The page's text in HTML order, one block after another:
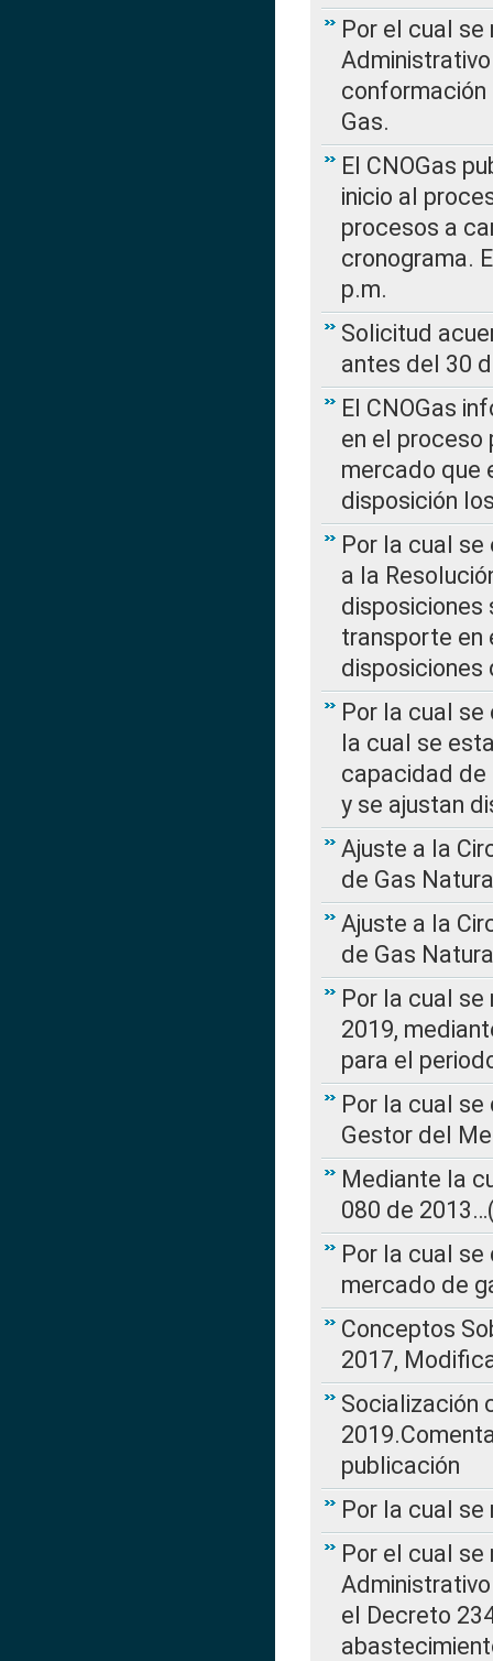
Por el cual
conformación
Gas.
El CNOGas
inicio al
procesos a
cronograma.
p.m.
Solicitud
antes del 30
El CNOGas
en el
mercado que
disposición
Por la cual se
a la
disposiciones
transporte en
disposiciones
Por la cual se
la cual se
capacidad de
y se ajustan
Ajuste a la
de Gas
Ajuste a la
de Gas
Por la cual se
2019,
para el
Por la cual
Gestor del
Mediante la
080 de
Por la cual
mercado de
Conceptos
2017,
Socialización
publicación
Por la cual se
Por el cual
el Decreto